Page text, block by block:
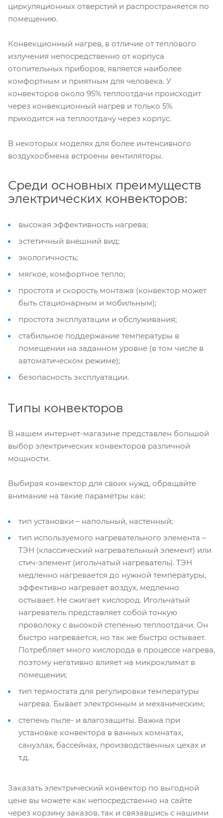
циркуляционных отверстий и распространяется по
помещению.
Конвекционный нагрев, в отличие от теплового
излучения непосредственно от корпуса
отопительных приборов, является наиболее
комфортным и приятным для человека. У
конвекторов около 95% теплоотдачи происходит
через конвекционный нагрев и только 5%
приходится на теплоотдачу через корпус.
В некоторых моделях для более интенсивного
воздухообмена встроены вентиляторы.
Среди основных преимуществ
электрических конвекторов:
высокая эффективность нагрева;
эстетичный внешний вид;
экологичность;
мягкое, комфортное тепло;
простота и скорость монтажа (конвектор может
быть стационарным и мобильным);
простота эксплуатации и обслуживания;
стабильное поддержание температуры в
помещении на заданном уровне (в том числе в
автоматическом режиме);
безопасность эксплуатации.
Типы конвекторов
В нашем интернет-магазине представлен большой
выбор электрических конвекторов различной
мощности.
Выбирая конвектор для своих нужд, обращайте
внимание на такие параметры как:
тип установки – напольный, настенный;
тип используемого нагревательного элемента –
ТЭН (классический нагревательный элемент) или
стич-элемент (игольчатый нагреватель). ТЭН
медленно нагревается до нужной температуры,
эффективно нагревает воздух, медленно
остывает. Не сжигает кислород. Игольчатый
нагреватель представляет собой тонкую
проволоку с высокой степенью теплоотдачи. Он
быстро нагревается, но так же быстро остывает.
Потребляет много кислорода в процессе нагрева,
поэтому негативно влияет на микроклимат в
помещении;
тип термостата для регулировки температуры
нагрева. Бывает электронным и механическим;
степень пыле- и влагозащиты. Важна при
установке конвектора в ванных комнатах,
санузлах, бассейнах, производственных цехах и
т.д.
Заказать электрический конвектор по выгодной
цене вы можете как непосредственно на сайте
через корзину заказов, так и связавшись с нашими